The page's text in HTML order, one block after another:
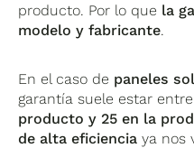
producto. Por lo que la
modelo y fabricante.
En el caso de paneles
garantía suele estar
producto y 25 en la
de alta eficiencia ya nos